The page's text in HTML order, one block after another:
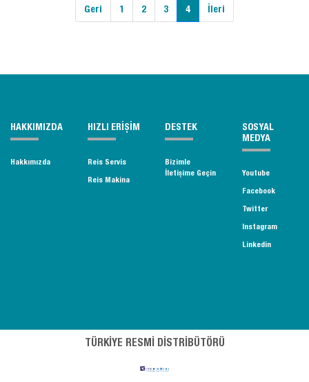
Geri 1 2 3 4 İleri
HAKKIMIZDA
Hakkımızda
HIZLI ERİŞİM
Reis Servis
Reis Makina
DESTEK
Bizimle
İletişime Geçin
SOSYAL
MEDYA
Youtube
Facebook
Twitter
Instagram
Linkedin
TÜRKİYE RESMİ DİSTRİBÜTÖRÜ